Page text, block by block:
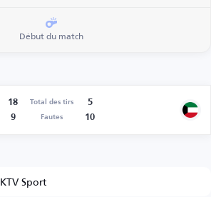
Début du match
18 Total des tirs
5
9
Fautes 10
KTV Sport